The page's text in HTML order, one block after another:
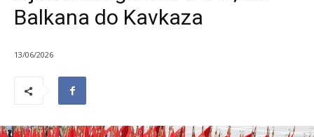
Balkana do Kavkaza
13/06/2026